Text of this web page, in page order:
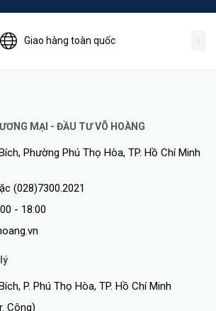
Giao hàng toàn quốc
MẠI - ĐẦU TƯ VÕ HOÀNG
Phường Phú Thọ Hòa, TP. Hồ Chí Minh
(028)7300.2021
- 18:00
P. Phú Thọ Hòa, TP. Hồ Chí Minh
Công)